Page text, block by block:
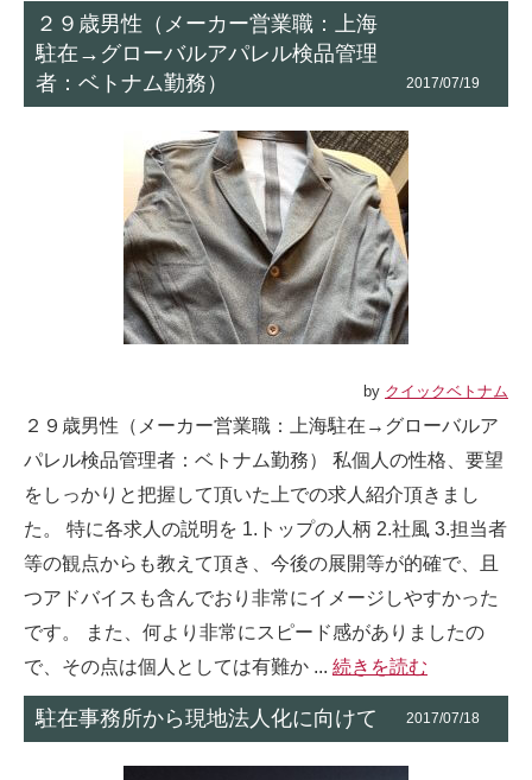
２９歳男性（メーカー営業職：上海
駐在→グローバルアパレル検品管理
者：ベトナム勤務）
2017/07/19
by クイックベトナム
２９歳男性（メーカー営業職：上海駐在→グローバルア
パレル検品管理者：ベトナム勤務） 私個人の性格、要望
をしっかりと把握して頂いた上での求人紹介頂きまし
た。 特に各求人の説明を 1.トップの人柄 2.社風 3.担当者
等の観点からも教えて頂き、今後の展開等が的確で、且
つアドバイスも含んでおり非常にイメージしやすかった
です。 また、何より非常にスピード感がありましたの
で、その点は個人としては有難か ... 続きを読む
駐在事務所から現地法人化に向けて 2017/07/18